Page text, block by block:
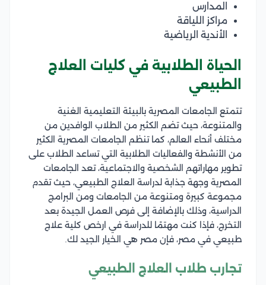
المدارس
مراكز اللياقة
الأندية الرياضية
الحياة الطلابية في كليات العلاج
الطبيعي
تتمتع الجامعات المصرية بالبيئة التعليمية الغنية
والمتنوعة، حيث تضم الكثير من الطلاب الوافدين من
مختلف أنحاء العالم، كما تنظم الجامعات المصرية الكثير
من الأنشطة والفعاليات الطلابية التي تساعد الطلاب على
تطوير مهاراتهم الشخصية والاجتماعية، تعد الجامعات
المصرية وجهة جذابة لدراسة العلاج الطبيعي، حيث تقدم
مجموعة كبيرة ومتنوعة من الجامعات ومن البرامج
الدراسية، وذلك بالإضافة إلى فرص العمل الجيدة بعد
التخرج، فإذا كنت مهتمًا للدراسة في ارخص كلية علاج
طبيعي في مصر، فإن مصر هي الخيار الجيد لك.
تجارب طلاب العلاج الطبيعي